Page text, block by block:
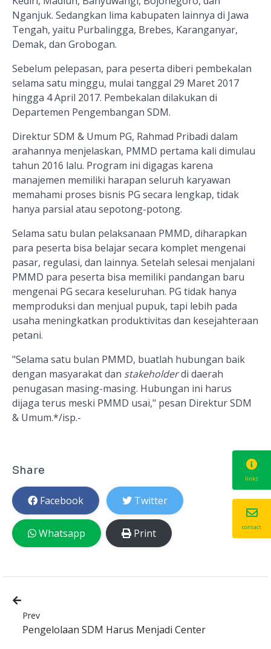
Nganjuk. Sedangkan lima kabupaten lainnya di Jawa
Tengah, yaitu Purbalingga, Brebes, Karanganyar,
Demak, dan Grobogan.
Sebelum pelepasan, para peserta diberi pembekalan
selama satu minggu, mulai tanggal 29 Maret 2017
hingga 4 April 2017. Pembekalan dilakukan di
Departemen Pengembangan SDM.
Direktur SDM & Umum PG, Rahmad Pribadi dalam
arahannya menjelaskan, PMMD pertama kali dimulau
tahun 2016 lalu. Program ini digagas karena
manajemen memiliki harapan seluruh karyawan
memahami proses bisnis PG secara lengkap, tidak
hanya parsial atau sepotong-potong.
Selama satu bulan pelaksanaan PMMD, diharapkan
para peserta bisa belajar secara komplet mengenai
pasar, regulasi, dan lainnya. Setelah selesai menjalani
PMMD para peserta bisa memiliki pandangan baru
mengenai PG secara keseluruhan. PG tidak hanya
memproduksi dan menjual pupuk, tapi lebih pada
usaha meningkatkan produktivitas dan kesejahteraan
petani.
"Selama satu bulan PMMD, buatlah hubungan baik
dengan masyarakat dan stakeholderdi daerah
penugasan masing-masing. Hubungan ini harus
dijaga terus meski PMMD usai," pesan Direktur SDM
& Umum.*/isp.-
Share
Facebook Twitter
Whatsapp Print
Prev
Pengelolaan SDM Harus Menjadi Center
links
contact